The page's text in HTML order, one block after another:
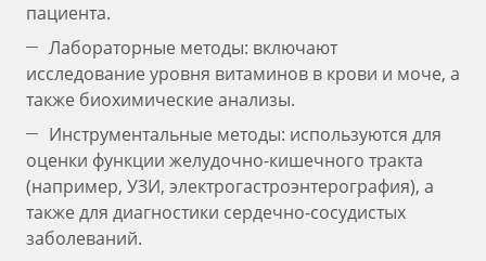
пациента.
Лабораторные методы: включают
исследование уровня витаминов в крови и моче, а
также биохимические анализы.
Инструментальные методы: используются для
оценки функции желудочно-кишечного тракта
(например, УЗИ, электрогастроэнтерография), а
также для диагностики сердечно-сосудистых
заболеваний.